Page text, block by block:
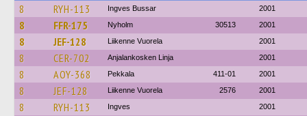
8 RYH-113 Ingves Bussar 2001
8 FFR-175 Nyholm 30513 2001
8 JEF-128 Liikenne Vuorela 2001
8 CER-702 Anjalankosken Linja 2001
8 AOY-368 Pekkala 411-01 2001
8 JEF-128 Liikenne Vuorela 2576 2001
8 RYH-113 Ingves 2001